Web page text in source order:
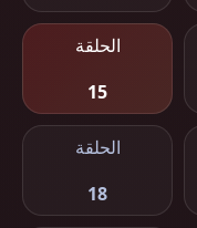
الحلقة
15
الحلقة
18